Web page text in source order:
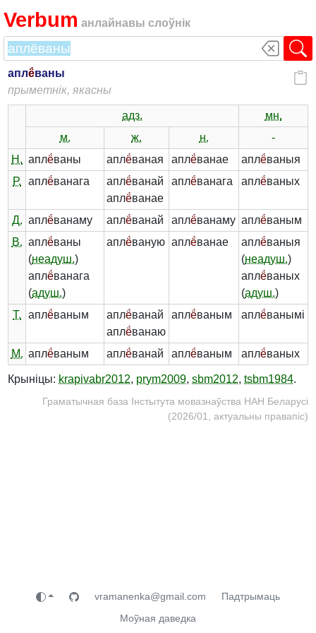
Verbum анлайнавы слоўнік
аплё́ваны
прыметнік, якасны
адз.
мн.
м.
ж. н.
-
Н. аплё́ваны аплё́ваная аплё́ванае аплё́ваныя
Р.
аплё́ванага аплё́ванай
аплё́ванае
аплё́ванага аплё́ваных
Д. аплё́ванаму аплё́ванай аплё́ванаму аплё́ваным
В. аплё́ваны
(неадуш.)
аплё́ванага
(адуш.)
аплё́ваную аплё́ванае аплё́ваныя
(неадуш.)
аплё́ваных
(адуш.)
Т.
аплё́ваным аплё́ванай
аплё́ванаю
аплё́ваным аплё́ванымі
М. аплё́ваным аплё́ванай аплё́ваным аплё́ваных
Крыніцы: krapivabr2012, prym2009, sbm2012, tsbm1984.
Граматычная база Інстытута мовазнаўства НАН Беларусі
(2026/01, актуальны правапіс)
vramanenka@gmail.com
Падтрымаць
Моўная даведка